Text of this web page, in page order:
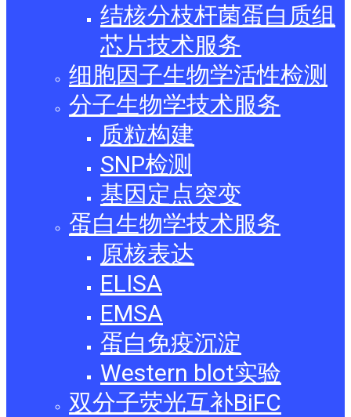
结核分枝杆菌蛋白质组
芯片技术服务
细胞因子生物学活性检测
分子生物学技术服务
质粒构建
SNP检测
基因定点突变
蛋白生物学技术服务
原核表达
ELISA
EMSA
蛋白免疫沉淀
Western blot实验
双分子荧光互补BiFC